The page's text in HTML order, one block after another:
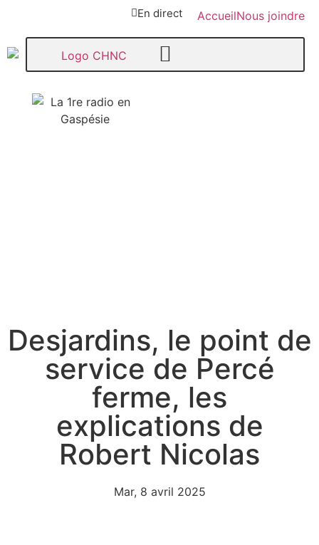
En direct AccueilNous joindre
Desjardins, le point de
service de Percé
ferme, les
explications de
Robert Nicolas
Mar, 8 avril 2025